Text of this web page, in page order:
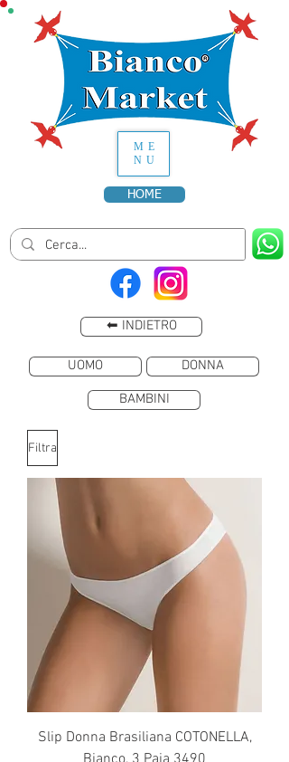
ME
NU
HOME
⬅ INDIETRO
UOMO DONNA
BAMBINI
Filtra
Slip Donna Brasiliana COTONELLA,